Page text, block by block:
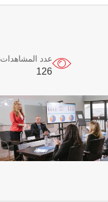
عدد المشاهدات
126